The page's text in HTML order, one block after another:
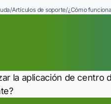
/Artículos de soporte/¿Cómo
la aplicación de centro